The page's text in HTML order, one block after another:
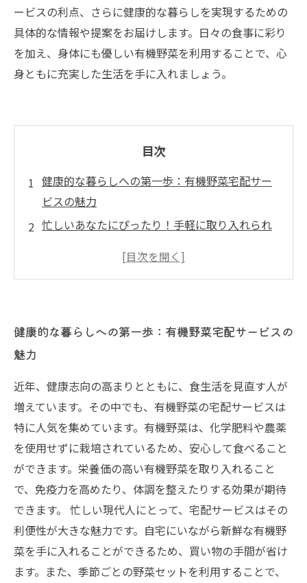
ービスの利点、さらに健康的な暮らしを実現するための
具体的な情報や提案をお届けします。日々の食事に彩り
を加え、身体にも優しい有機野菜を利用することで、心
身ともに充実した生活を手に入れましょう。
目次
健康的な暮らしへの第一歩：有機野菜宅配サー
ビスの魅力
忙しいあなたにぴったり！手軽に取り入れられ
有機野菜がもたらす栄養と安心：化学肥料や農
野菜の楽しみ方
康ライフスタイル
お試ししてみよう！有機野菜宅配の実際の体験
談
変わり始めた私の食生活：有機野菜を取り入れ
た健康的な未来
健康的な暮らしへの第一歩：有機野菜宅配サービスの
魅力
近年、健康志向の高まりとともに、食生活を見直す人が
増えています。その中でも、有機野菜の宅配サービスは
特に人気を集めています。有機野菜は、化学肥料や農薬
を使用せずに栽培されているため、安心して食べること
ができます。栄養価の高い有機野菜を取り入れること
で、免疫力を高めたり、体調を整えたりする効果が期待
できます。 忙しい現代人にとって、宅配サービスはその
利便性が大きな魅力です。自宅にいながら新鮮な有機野
菜を手に入れることができるため、買い物の手間が省け
ます。また、季節ごとの野菜セットを利用することで、